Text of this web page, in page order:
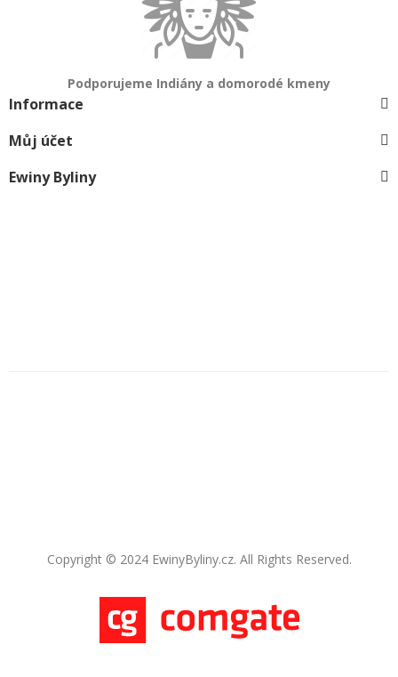
Podporujeme Indiány a domorodé kmeny
Informace
Můj účet
Ewiny Byliny
Copyright © 2024 EwinyByliny.cz. All Rights Reserved.